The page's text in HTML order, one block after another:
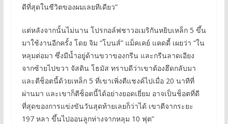
ดีที่สุดในชีวิตของผมเลยทีเดียว”
แต่หลังจากนั้นไม่นาน โปรกอล์ฟชาวอเมริกันหยิบเหล็ก 5 ขึ้น
มาใช้งานอีกครั้ง โดย จิม “โบนส์” แม็คเคย์ แคดดี้ เผยว่า “ใน
หลุมต่อมา ซึ่งมีน้ำอยู่ด้านขวาของกรีน และกรีนลาดเอียง
จากซ้ายไปขวา จัสติน โธมัส ทราบดีว่าเขาต้องฮึดกลับมา
และตีช็อตนี้ด้วยเหล็ก 5 ที่เขาเพิ่งตีแชงค์ไปเมื่อ 20 นาทีที่
ผ่านมา และเขาก็ตีช็อตนี้ได้อย่างยอดเยี่ยม อาจเป็นช็อตที่ดี
ที่สุดของการแข่งขันวันสุดท้ายเลยก็ว่าได้ เขาตีจากระยะ
197 หลา ขึ้นไปออนลูกห่างจากหลุม 10 ฟุต”